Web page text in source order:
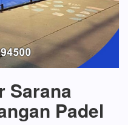
Sarana
Padel